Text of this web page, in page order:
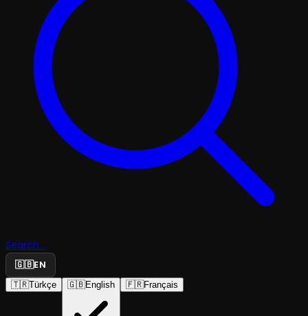
Search...
🇬🇧EN
🇹🇷Türkçe 🇬🇧English 🇫🇷Français